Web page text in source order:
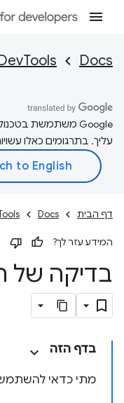
Docs
עליך. בתרגומים כאלו
דף הבית Docs
המידע עזר לך?
בדיקה של
בדף הזה
מתי כדאי